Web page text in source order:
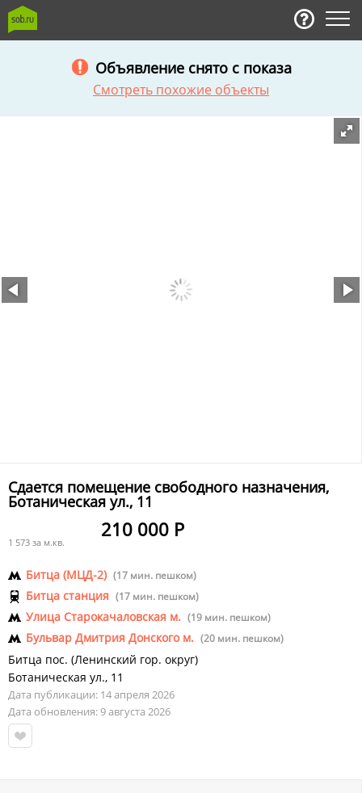
Объявление снято с показа
Смотреть похожие объекты
Сдается помещение свободного назначения,
Ботаническая ул., 11
210 000 Р
1 573 за м.кв.
Битца (МЦД-2) (17 мин. пешком)
Битца станция (17 мин. пешком)
Улица Старокачаловская м. (19 мин. пешком)
Бульвар Дмитрия Донского м. (20 мин. пешком)
Битца пос. (Ленинский гор. округ)
Ботаническая ул., 11
Дата публикации: 14 апреля 2026
Дата обновления: 9 августа 2026